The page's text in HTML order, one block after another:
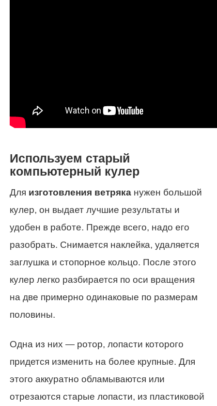
Используем старый
компьютерный кулер
Для изготовления ветряка нужен большой
кулер, он выдает лучшие результаты и
удобен в работе. Прежде всего, надо его
разобрать. Снимается наклейка, удаляется
заглушка и стопорное кольцо. После этого
кулер легко разбирается по оси вращения
на две примерно одинаковые по размерам
половины.
Одна из них — ротор, лопасти которого
придется изменить на более крупные. Для
этого аккуратно обламываются или
отрезаются старые лопасти, из пластиковой